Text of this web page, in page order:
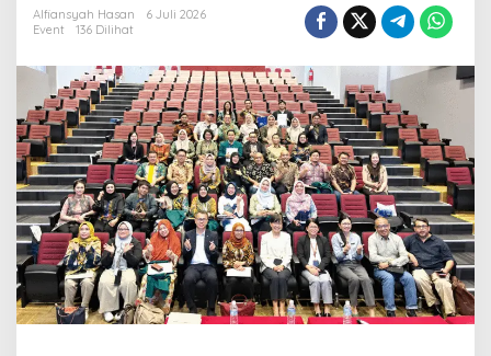
e
r
i
n
g
I
n
t
e
r
n
a
s
i
Alfiansyah Hasan
6 Juli 2026
Event
136 Dilihat